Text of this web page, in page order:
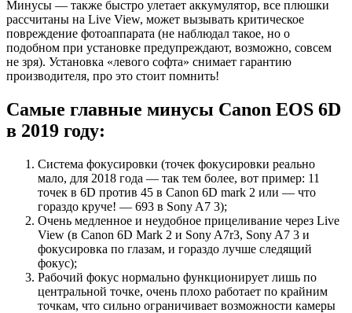
Минусы — также быстро улетает аккумулятор, все плюшки
рассчитаны на Live View, может вызывать критическое
повреждение фотоаппарата (не наблюдал такое, но о
подобном при установке предупреждают, возможно, совсем
не зря). Установка «левого софта» снимает гарантию
производителя, про это стоит помнить!
Самые главные минусы Canon EOS 6D
в 2019 году:
Система фокусировки (точек фокусировки реально
мало, для 2018 года — так тем более, вот пример: 11
точек в 6D против 45 в Canon 6D mark 2 или — что
гораздо круче! — 693 в Sony A7 3);
Очень медленное и неудобное прицеливание через Live
View (в Canon 6D Mark 2 и Sony A7r3, Sony A7 3 и
фокусировка по глазам, и гораздо лучше следящий
фокус);
Рабочий фокус нормально функционирует лишь по
центральной точке, очень плохо работает по крайним
точкам, что сильно ограничивает возможности камеры